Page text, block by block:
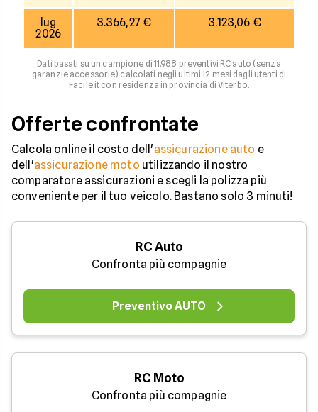
lug
2026
3.366,27 € 3.123,06 €
Dati basati su un campione di 11.988 preventivi RC auto (senza
garanzie accessorie) calcolati negli ultimi 12 mesi dagli utenti di
Facile.it con residenza in provincia di Viterbo.
Offerte confrontate
Calcola online il costo dell'assicurazione auto e
dell'assicurazione moto utilizzando il nostro
comparatore assicurazioni e scegli la polizza più
conveniente per il tuo veicolo. Bastano solo 3 minuti!
RC Auto
Confronta più compagnie
Preventivo AUTO
RC Moto
Confronta più compagnie